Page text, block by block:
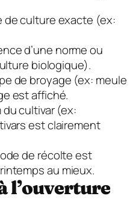
de culture exacte (ex:
d’une norme ou
biologique).
de broyage (ex: meule
est affiché.
du cultivar (ex:
est clairement
de récolte est
au mieux.
l’ouverture